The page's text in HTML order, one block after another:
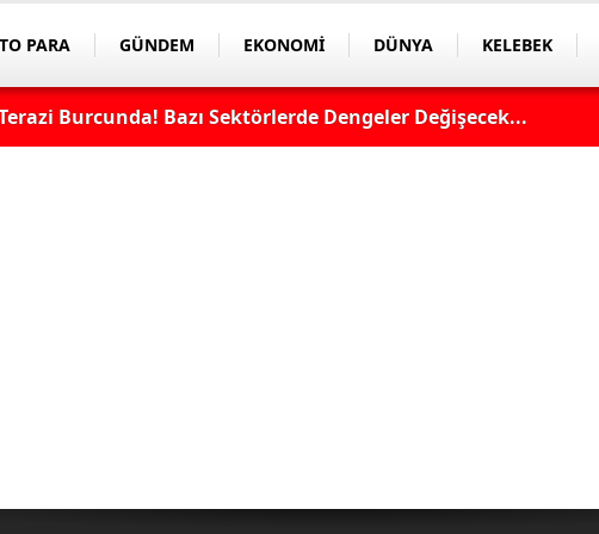
PARA GÜNDEM EKONOMİ DÜNYA KELEBEK
Burcunda! Bazı Sektörlerde Dengeler Değişecek...